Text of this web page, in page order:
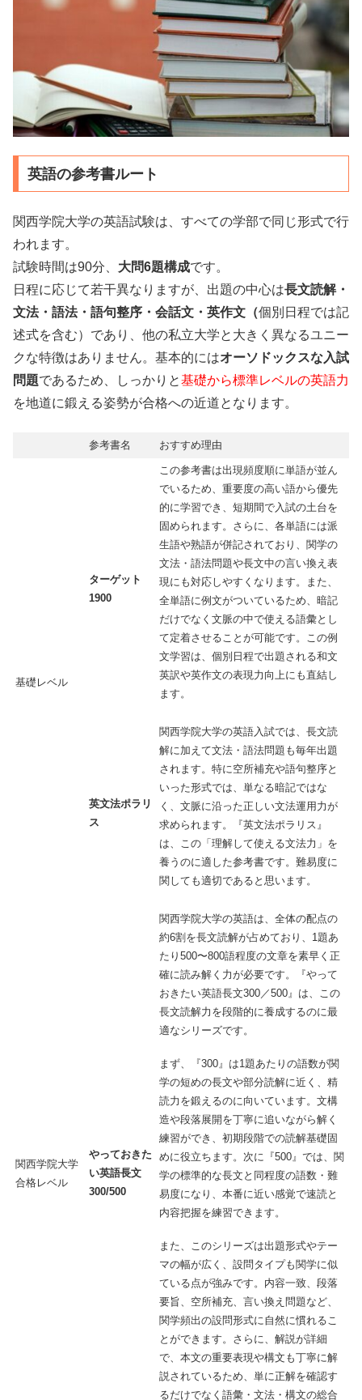
英語の参考書ルート
関西学院大学の英語試験は、すべての学部で同じ形式で行
われます。
試験時間は90分、 大問6題構成です。
日程に応じて若干異なりますが、出題の中心は長文読解・
文法・語法・語句整序・会話文・英作文（個別日程では記
述式を含む）であり、他の私立大学と大きく異なるユニー
クな特徴はありません。基本的にはオーソドックスな入試
問題であるため、しっかりと基礎から標準レベルの英語力
を地道に鍛える姿勢が合格への近道となります。
参考書名 おすすめ理由
基礎レベル
ターゲット
1900
この参考書は出現頻度順に単語が並ん
でいるため、重要度の高い語から優先
的に学習でき、短期間で入試の土台を
固められます。さらに、各単語には派
生語や熟語が併記されており、関学の
文法・語法問題や長文中の言い換え表
現にも対応しやすくなります。また、
全単語に例文がついているため、暗記
だけでなく文脈の中で使える語彙とし
て定着させることが可能です。この例
文学習は、個別日程で出題される和文
英訳や英作文の表現力向上にも直結し
ます。
英文法ポラリ
ス
関西学院大学の英語入試では、長文読
解に加えて文法・語法問題も毎年出題
されます。特に空所補充や語句整序と
いった形式では、単なる暗記ではな
く、文脈に沿った正しい文法運用力が
求められます。『英文法ポラリス』
は、この「理解して使える文法力」を
養うのに適した参考書です。難易度に
関しても適切であると思います。
関西学院大学
合格レベル
やっておきた
い英語長文
300/500
関西学院大学の英語は、全体の配点の
約6割を長文読解が占めており、1題あ
たり500〜800語程度の文章を素早く正
確に読み解く力が必要です。『やって
おきたい英語長文300／500』は、この
長文読解力を段階的に養成するのに最
適なシリーズです。
まず、『300』は1題あたりの語数が関
学の短めの長文や部分読解に近く、精
読力を鍛えるのに向いています。文構
造や段落展開を丁寧に追いながら解く
練習ができ、初期段階での読解基礎固
めに役立ちます。次に『500』では、関
学の標準的な長文と同程度の語数・難
易度になり、本番に近い感覚で速読と
内容把握を練習できます。
また、このシリーズは出題形式やテー
マの幅が広く、設問タイプも関学に似
ている点が強みです。内容一致、段落
要旨、空所補充、言い換え問題など、
関学頻出の設問形式に自然に慣れるこ
とができます。さらに、解説が詳細
で、本文の重要表現や構文も丁寧に解
説されているため、単に正解を確認す
るだけでなく語彙・文法・構文の総合